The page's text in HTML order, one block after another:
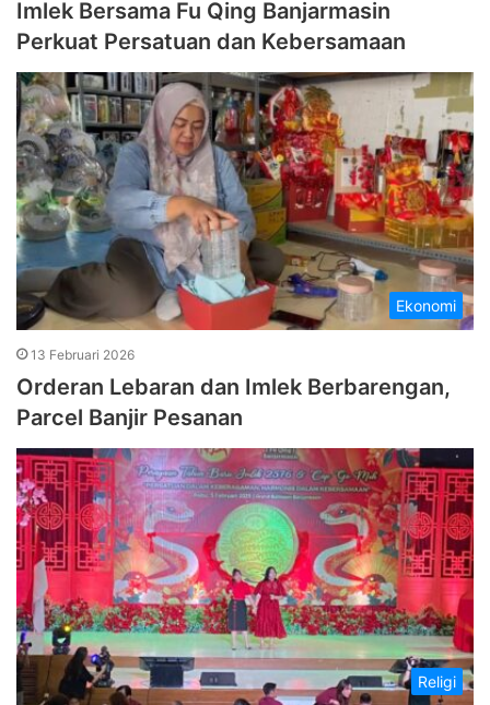
Imlek Bersama Fu Qing Banjarmasin
Perkuat Persatuan dan Kebersamaan
Ekonomi
13 Februari 2026
Orderan Lebaran dan Imlek Berbarengan,
Parcel Banjir Pesanan
Religi